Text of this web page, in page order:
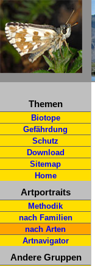
Themen
Biotope
Gefährdung
Schutz
Download
Sitemap
Home
Artportraits
Methodik
nach Familien
nach Arten
Artnavigator
Andere Gruppen